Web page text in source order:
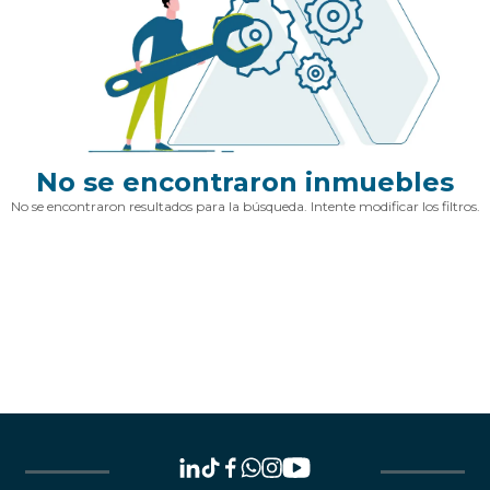
No se encontraron inmuebles
No se encontraron resultados para la búsqueda. Intente modificar los filtros.